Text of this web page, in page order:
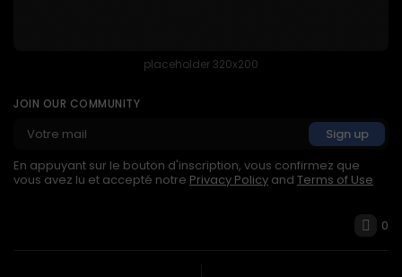
placeholder 320x200
JOIN OUR COMMUNITY
En appuyant sur le bouton d'inscription, vous confirmez que
vous avez lu et accepté notre Privacy Policy and Terms of Use
0